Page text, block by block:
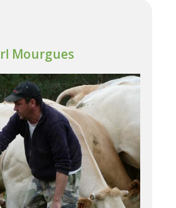
Mourgues